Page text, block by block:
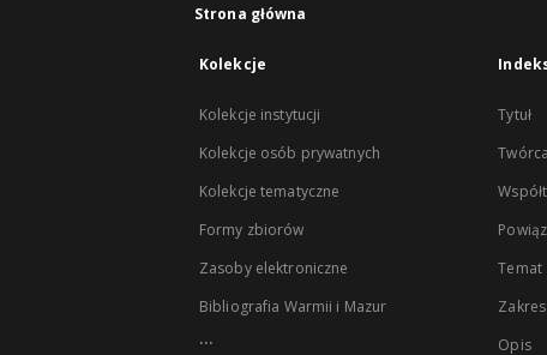
Strona główna
Kolekcje
Kolekcje instytucji
Kolekcje osób prywatnych
Kolekcje tematyczne
Formy zbiorów
Zasoby elektroniczne
Bibliografia Warmii i Mazur
...
Tytuł
Twórca
Temat
Zakres
Opis